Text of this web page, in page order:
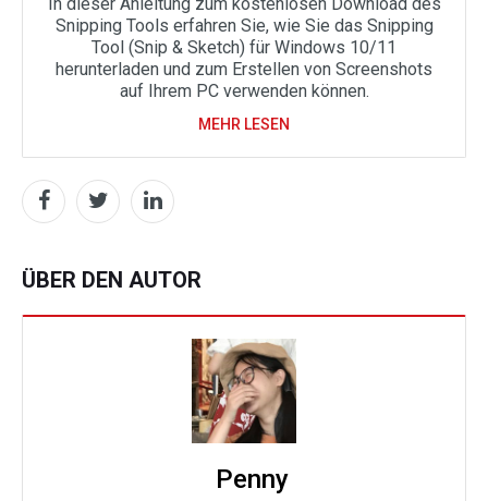
Snipping Tools erfahren Sie, wie Sie das Snipping
Tool (Snip & Sketch) für Windows 10/11
herunterladen und zum Erstellen von Screenshots
auf Ihrem PC verwenden können.
MEHR LESEN
ÜBER DEN AUTOR
Penny